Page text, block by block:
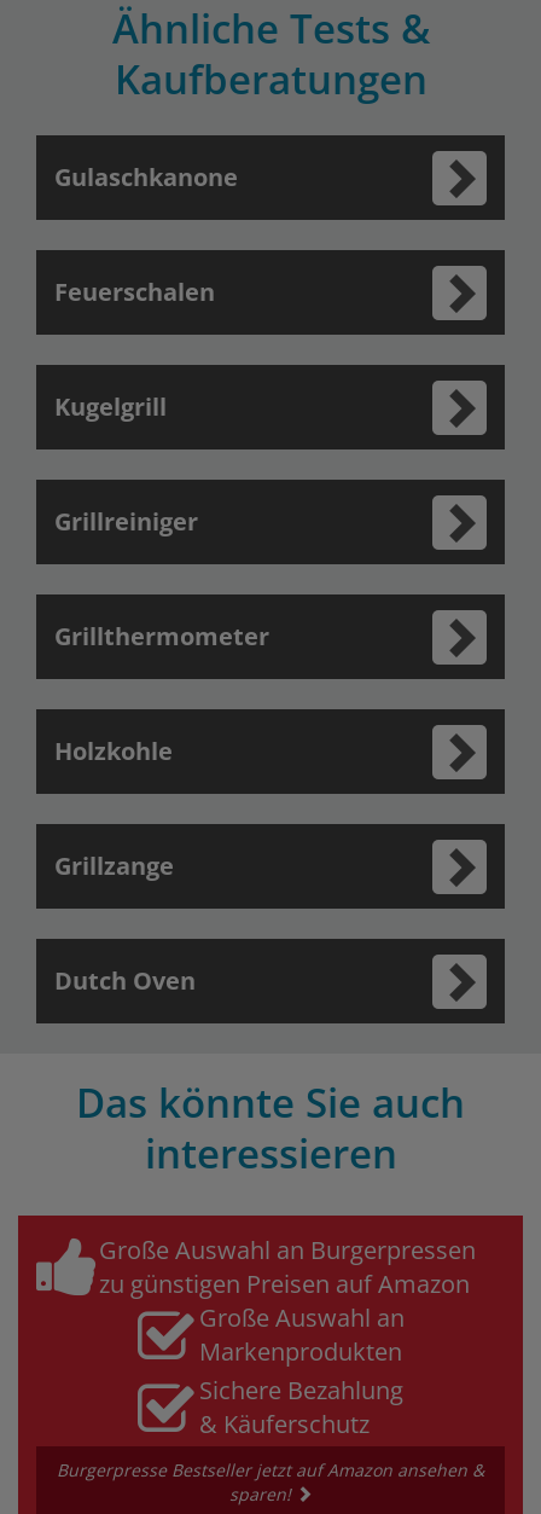
Ähnliche Tests &
Kaufberatungen
Gulaschkanone
Feuerschalen
Kugelgrill
Grillreiniger
Grillthermometer
Holzkohle
Grillzange
Dutch Oven
Das könnte Sie auch
interessieren
Große Auswahl an Burgerpressen
zu günstigen Preisen auf Amazon
Große Auswahl an
Markenprodukten
Sichere Bezahlung
& Käuferschutz
Burgerpresse Bestseller jetzt auf Amazon ansehen &
sparen!